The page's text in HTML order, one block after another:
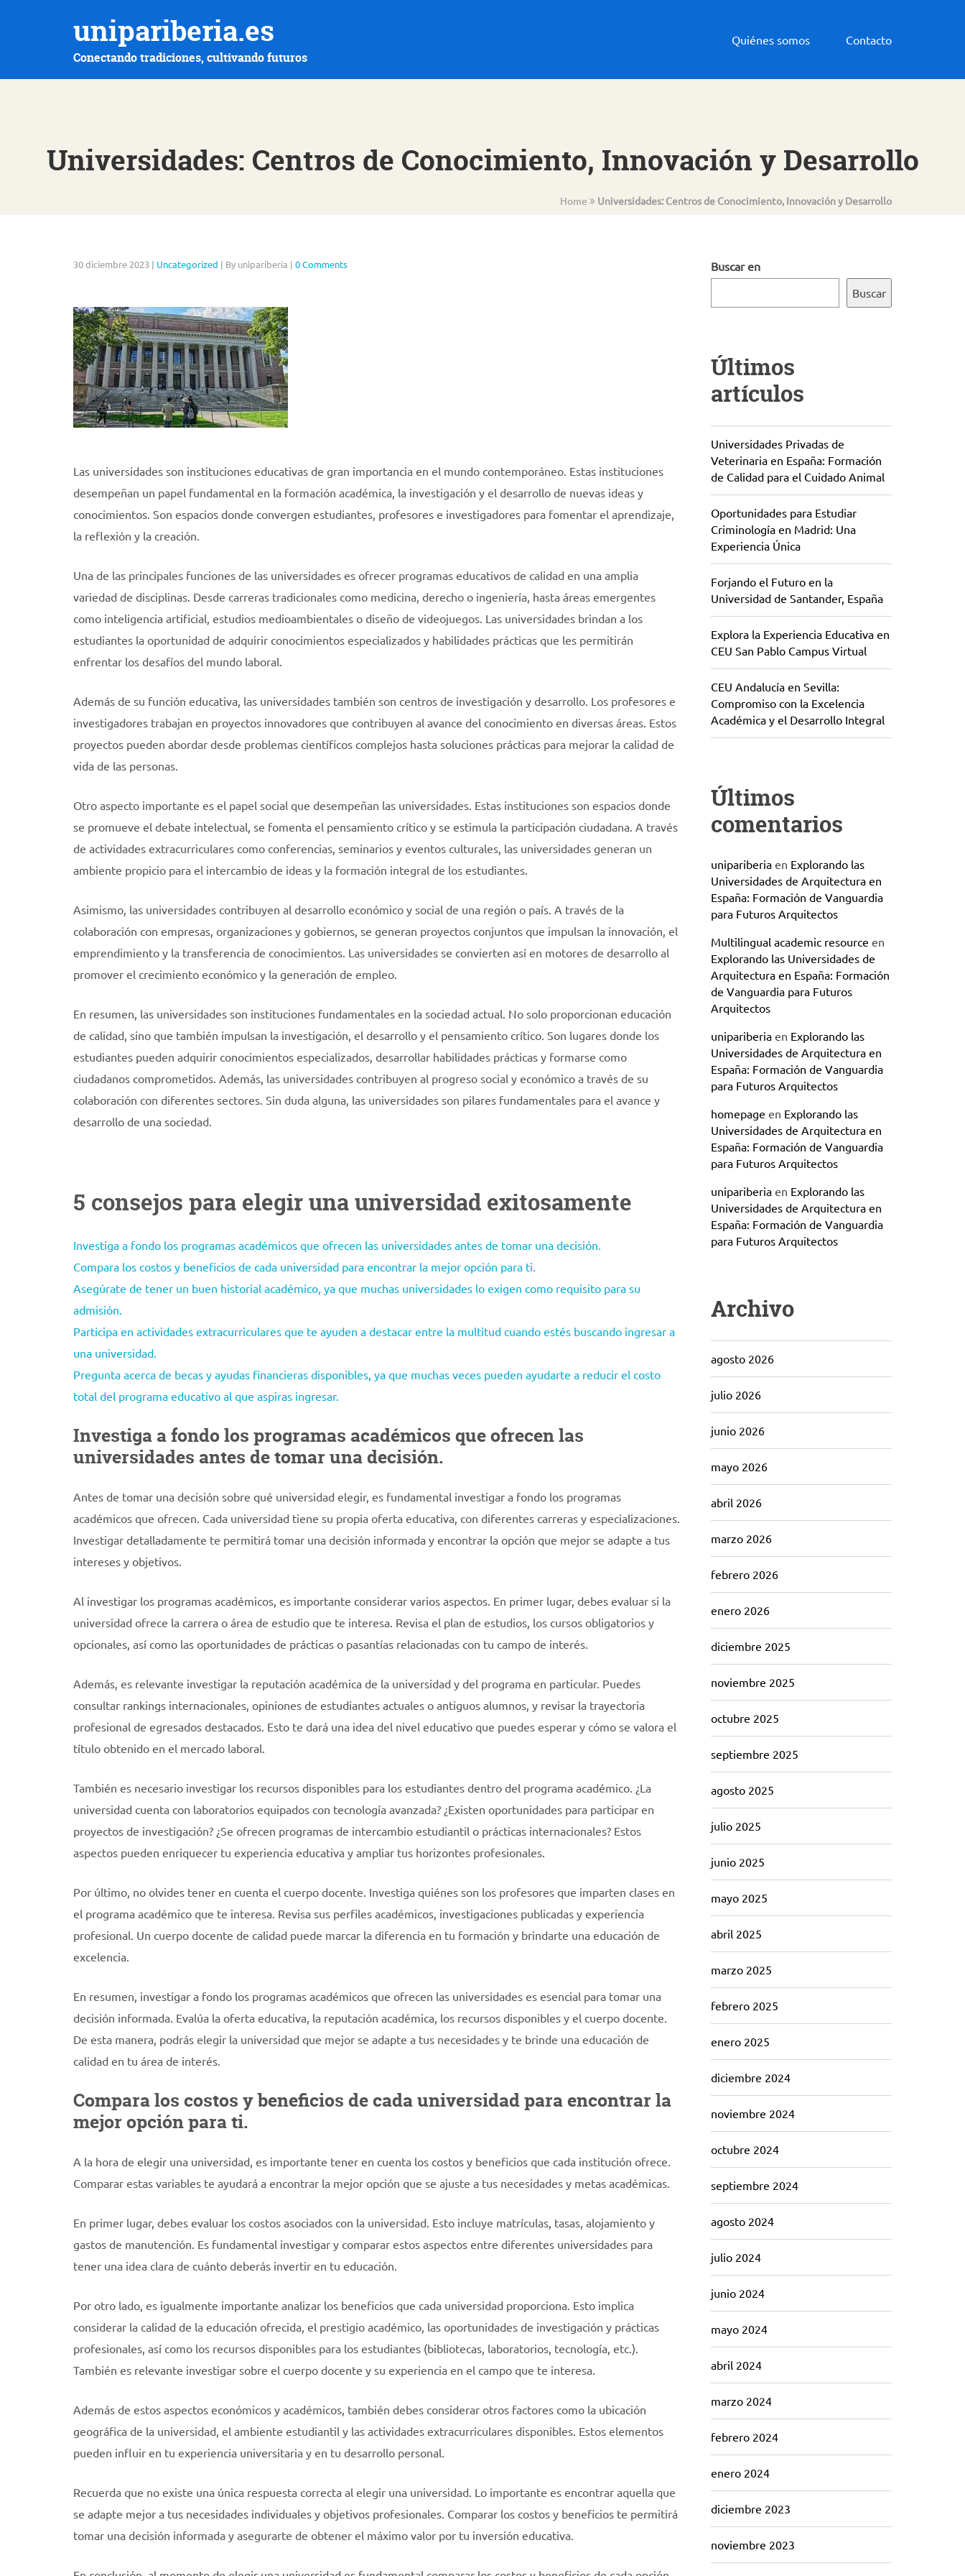
unipariberia.es
Conectando tradiciones, cultivando futuros
Quiénes somos Contacto
Universidades: Centros de Conocimiento, Innovación y Desarrollo
Home Universidades: Centros de Conocimiento, Innovación y Desarrollo
30 diciembre 2023 | Uncategorized | By unipariberia | 0 Comments
Las universidades son instituciones educativas de gran importancia en el mundo contemporáneo. Estas instituciones
desempeñan un papel fundamental en la formación académica, la investigación y el desarrollo de nuevas ideas y
conocimientos. Son espacios donde convergen estudiantes, profesores e investigadores para fomentar el aprendizaje,
la reflexión y la creación.
Una de las principales funciones de las universidades es ofrecer programas educativos de calidad en una amplia
variedad de disciplinas. Desde carreras tradicionales como medicina, derecho o ingeniería, hasta áreas emergentes
como inteligencia artificial, estudios medioambientales o diseño de videojuegos. Las universidades brindan a los
estudiantes la oportunidad de adquirir conocimientos especializados y habilidades prácticas que les permitirán
enfrentar los desafíos del mundo laboral.
Además de su función educativa, las universidades también son centros de investigación y desarrollo. Los profesores e
investigadores trabajan en proyectos innovadores que contribuyen al avance del conocimiento en diversas áreas. Estos
proyectos pueden abordar desde problemas científicos complejos hasta soluciones prácticas para mejorar la calidad de
vida de las personas.
Otro aspecto importante es el papel social que desempeñan las universidades. Estas instituciones son espacios donde
se promueve el debate intelectual, se fomenta el pensamiento crítico y se estimula la participación ciudadana. A través
de actividades extracurriculares como conferencias, seminarios y eventos culturales, las universidades generan un
ambiente propicio para el intercambio de ideas y la formación integral de los estudiantes.
Asimismo, las universidades contribuyen al desarrollo económico y social de una región o país. A través de la
colaboración con empresas, organizaciones y gobiernos, se generan proyectos conjuntos que impulsan la innovación, el
emprendimiento y la transferencia de conocimientos. Las universidades se convierten así en motores de desarrollo al
promover el crecimiento económico y la generación de empleo.
En resumen, las universidades son instituciones fundamentales en la sociedad actual. No solo proporcionan educación
de calidad, sino que también impulsan la investigación, el desarrollo y el pensamiento crítico. Son lugares donde los
estudiantes pueden adquirir conocimientos especializados, desarrollar habilidades prácticas y formarse como
ciudadanos comprometidos. Además, las universidades contribuyen al progreso social y económico a través de su
colaboración con diferentes sectores. Sin duda alguna, las universidades son pilares fundamentales para el avance y
desarrollo de una sociedad.
5 consejos para elegir una universidad exitosamente
Investiga a fondo los programas académicos que ofrecen las universidades antes de tomar una decisión.
Compara los costos y beneficios de cada universidad para encontrar la mejor opción para ti.
Asegúrate de tener un buen historial académico, ya que muchas universidades lo exigen como requisito para su
admisión.
Participa en actividades extracurriculares que te ayuden a destacar entre la multitud cuando estés buscando ingresar a
una universidad.
Pregunta acerca de becas y ayudas financieras disponibles, ya que muchas veces pueden ayudarte a reducir el costo
total del programa educativo al que aspiras ingresar.
Investiga a fondo los programas académicos que ofrecen las
universidades antes de tomar una decisión.
Antes de tomar una decisión sobre qué universidad elegir, es fundamental investigar a fondo los programas
académicos que ofrecen. Cada universidad tiene su propia oferta educativa, con diferentes carreras y especializaciones.
Investigar detalladamente te permitirá tomar una decisión informada y encontrar la opción que mejor se adapte a tus
intereses y objetivos.
Al investigar los programas académicos, es importante considerar varios aspectos. En primer lugar, debes evaluar si la
universidad ofrece la carrera o área de estudio que te interesa. Revisa el plan de estudios, los cursos obligatorios y
opcionales, así como las oportunidades de prácticas o pasantías relacionadas con tu campo de interés.
Además, es relevante investigar la reputación académica de la universidad y del programa en particular. Puedes
consultar rankings internacionales, opiniones de estudiantes actuales o antiguos alumnos, y revisar la trayectoria
profesional de egresados destacados. Esto te dará una idea del nivel educativo que puedes esperar y cómo se valora el
título obtenido en el mercado laboral.
También es necesario investigar los recursos disponibles para los estudiantes dentro del programa académico. ¿La
universidad cuenta con laboratorios equipados con tecnología avanzada? ¿Existen oportunidades para participar en
proyectos de investigación? ¿Se ofrecen programas de intercambio estudiantil o prácticas internacionales? Estos
aspectos pueden enriquecer tu experiencia educativa y ampliar tus horizontes profesionales.
Por último, no olvides tener en cuenta el cuerpo docente. Investiga quiénes son los profesores que imparten clases en
el programa académico que te interesa. Revisa sus perfiles académicos, investigaciones publicadas y experiencia
profesional. Un cuerpo docente de calidad puede marcar la diferencia en tu formación y brindarte una educación de
excelencia.
En resumen, investigar a fondo los programas académicos que ofrecen las universidades es esencial para tomar una
decisión informada. Evalúa la oferta educativa, la reputación académica, los recursos disponibles y el cuerpo docente.
De esta manera, podrás elegir la universidad que mejor se adapte a tus necesidades y te brinde una educación de
calidad en tu área de interés.
Compara los costos y beneficios de cada universidad para encontrar la
mejor opción para ti.
A la hora de elegir una universidad, es importante tener en cuenta los costos y beneficios que cada institución ofrece.
Comparar estas variables te ayudará a encontrar la mejor opción que se ajuste a tus necesidades y metas académicas.
En primer lugar, debes evaluar los costos asociados con la universidad. Esto incluye matrículas, tasas, alojamiento y
gastos de manutención. Es fundamental investigar y comparar estos aspectos entre diferentes universidades para
tener una idea clara de cuánto deberás invertir en tu educación.
Por otro lado, es igualmente importante analizar los beneficios que cada universidad proporciona. Esto implica
considerar la calidad de la educación ofrecida, el prestigio académico, las oportunidades de investigación y prácticas
profesionales, así como los recursos disponibles para los estudiantes (bibliotecas, laboratorios, tecnología, etc.).
También es relevante investigar sobre el cuerpo docente y su experiencia en el campo que te interesa.
Además de estos aspectos económicos y académicos, también debes considerar otros factores como la ubicación
geográfica de la universidad, el ambiente estudiantil y las actividades extracurriculares disponibles. Estos elementos
pueden influir en tu experiencia universitaria y en tu desarrollo personal.
Recuerda que no existe una única respuesta correcta al elegir una universidad. Lo importante es encontrar aquella que
se adapte mejor a tus necesidades individuales y objetivos profesionales. Comparar los costos y beneficios te permitirá
tomar una decisión informada y asegurarte de obtener el máximo valor por tu inversión educativa.
Buscar en
Buscar
Últimos
artículos
Universidades Privadas de
Veterinaria en España: Formación
de Calidad para el Cuidado Animal
Oportunidades para Estudiar
Criminología en Madrid: Una
Experiencia Única
Forjando el Futuro en la
Universidad de Santander, España
Explora la Experiencia Educativa en
CEU San Pablo Campus Virtual
CEU Andalucía en Sevilla:
Compromiso con la Excelencia
Académica y el Desarrollo Integral
Últimos
comentarios
unipariberiaen Explorando las
Universidades de Arquitectura en
España: Formación de Vanguardia
para Futuros Arquitectos
Multilingual academic resource en
Explorando las Universidades de
Arquitectura en España: Formación
de Vanguardia para Futuros
Arquitectos
unipariberiaen Explorando las
Universidades de Arquitectura en
España: Formación de Vanguardia
para Futuros Arquitectos
homepage en Explorando las
Universidades de Arquitectura en
España: Formación de Vanguardia
para Futuros Arquitectos
unipariberiaen Explorando las
Universidades de Arquitectura en
España: Formación de Vanguardia
para Futuros Arquitectos
Archivo
agosto 2026
julio 2026
junio 2026
mayo 2026
abril 2026
marzo 2026
febrero 2026
enero 2026
diciembre 2025
noviembre 2025
octubre 2025
septiembre 2025
agosto 2025
julio 2025
junio 2025
mayo 2025
abril 2025
marzo 2025
febrero 2025
enero 2025
diciembre 2024
noviembre 2024
octubre 2024
septiembre 2024
agosto 2024
julio 2024
junio 2024
mayo 2024
abril 2024
marzo 2024
febrero 2024
enero 2024
diciembre 2023
noviembre 2023